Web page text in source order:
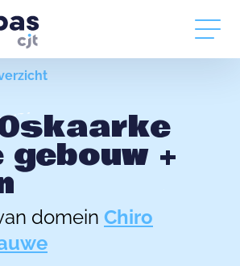
gebouw +
domein Chiro